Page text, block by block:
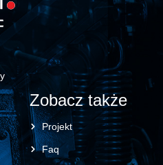
Zobacz także
Projekt
Faq